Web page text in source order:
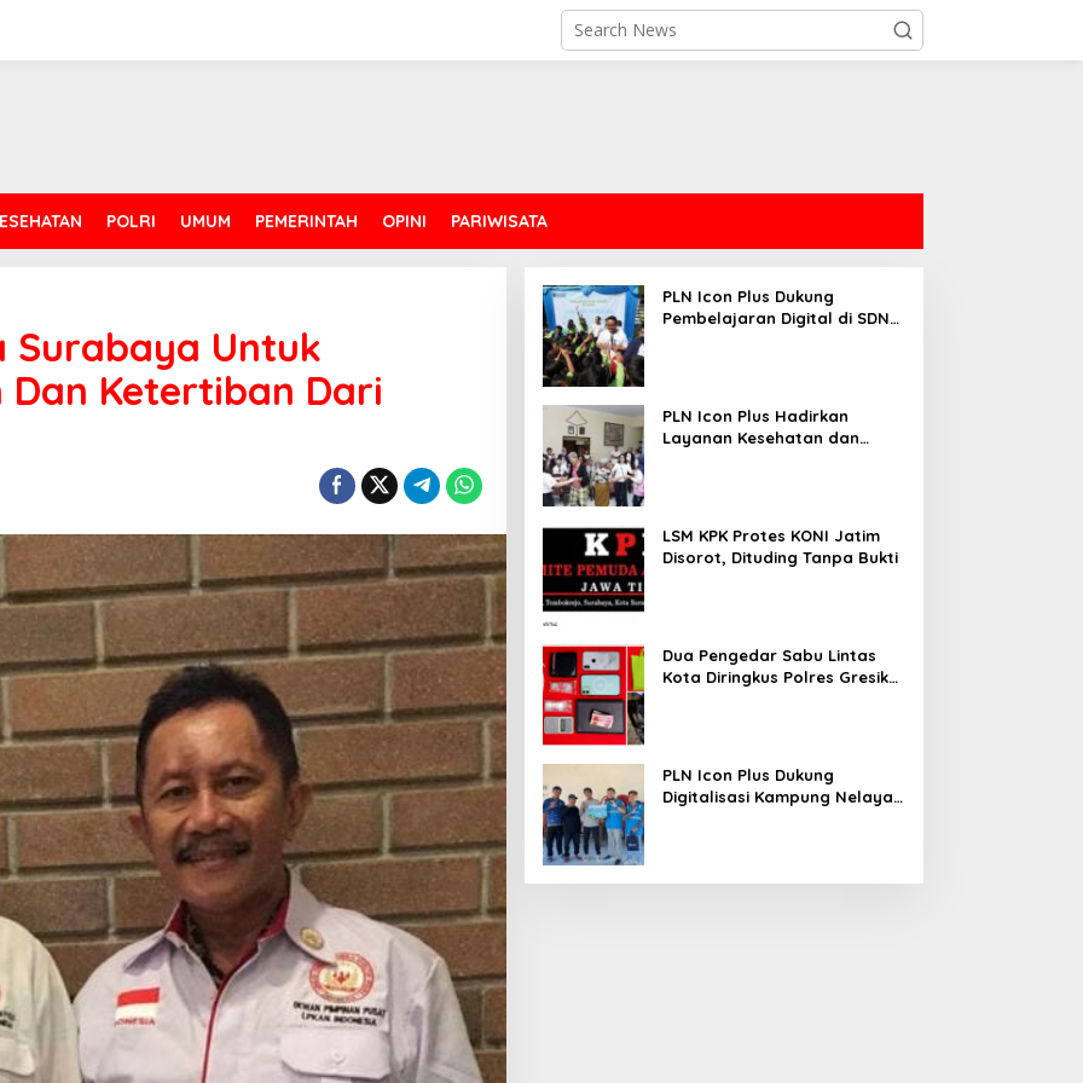
POLRI UMUM PEMERINTAH OPINI PARIWISATA
Surabaya Untuk
Dan Ketertiban Dari
PLN Icon Plus Dukung
Pembelajaran Digital di SDN
PLN Icon Plus Hadirkan
Layanan Kesehatan dan
LSM KPK Protes KONI Jatim
Disorot, Dituding Tanpa Bukti
Dua Pengedar Sabu Lintas
Kota Diringkus Polres Gresik
PLN Icon Plus Dukung
Digitalisasi Kampung Nelayan